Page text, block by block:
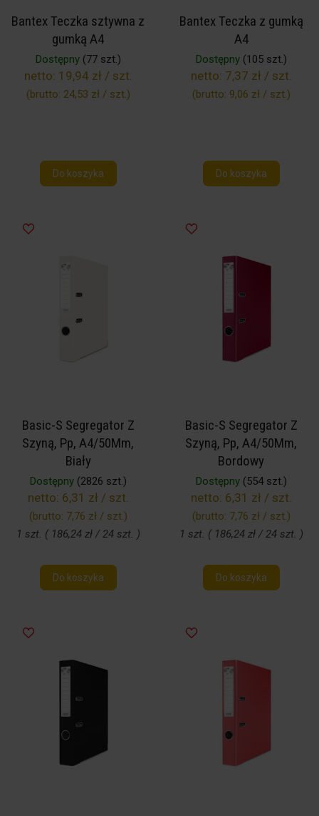
Bantex Teczka sztywna z
gumką A4
Dostępny(77 szt.)
netto: 19,94 zł / szt.
(brutto: 24,53 zł / szt.)
Do koszyka
Bantex Teczka z gumką
A4
Dostępny(105 szt.)
netto: 7,37 zł / szt.
(brutto: 9,06 zł / szt.)
Do koszyka
Basic-S Segregator Z
Szyną, Pp, A4/50Mm,
Biały
Dostępny(2826 szt.)
netto: 6,31 zł / szt.
(brutto: 7,76 zł / szt.)
1 szt. ( 186,24 zł / 24 szt. )
Do koszyka
Basic-S Segregator Z
Szyną, Pp, A4/50Mm,
Bordowy
Dostępny(554 szt.)
netto: 6,31 zł / szt.
(brutto: 7,76 zł / szt.)
1 szt. ( 186,24 zł / 24 szt. )
Do koszyka